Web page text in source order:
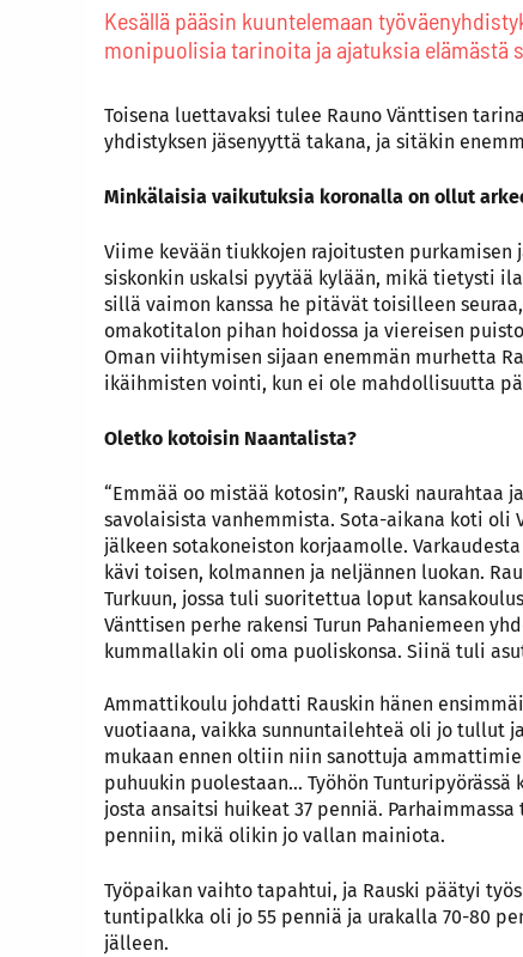
Kesällä pääsin kuuntelemaan
monipuolisia tarinoita ja ajatuksia elämästä
Toisena luettavaksi tulee Rauno Vänttisen
yhdistyksen jäsenyyttä takana, ja sitäkin
Minkälaisia vaikutuksia koronalla on ollut
Viime kevään tiukkojen rajoitusten purkamisen
siskonkin uskalsi pyytää kylään, mikä tietysti
sillä vaimon kanssa he pitävät toisilleen
omakotitalon pihan hoidossa ja viereisen
Oman viihtymisen sijaan enemmän murhetta
ikäihmisten vointi, kun ei ole mahdollisuutta
Oletko kotoisin Naantalista?
“Emmää oo mistää kotosin”, Rauski naurahtaa
savolaisista vanhemmista. Sota-aikana koti oli
jälkeen sotakoneiston korjaamolle.
kävi toisen, kolmannen ja neljännen luokan.
Turkuun, jossa tuli suoritettua loput
Vänttisen perhe rakensi Turun Pahaniemeen
kummallakin oli oma puoliskonsa. Siinä tuli
Ammattikoulu johdatti Rauskin hänen
vuotiaana, vaikka sunnuntailehteä oli jo tullut
mukaan ennen oltiin niin sanottuja
puhuukin puolestaan… Työhön
josta ansaitsi huikeat 37 penniä.
penniin, mikä olikin jo vallan mainiota.
Työpaikan vaihto tapahtui, ja Rauski päätyi
tuntipalkka oli jo 55 penniä ja urakalla 70-80
jälleen.